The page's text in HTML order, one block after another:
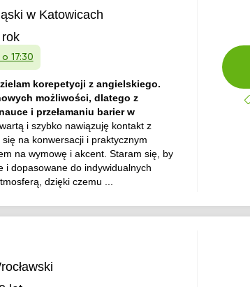
w Katowicach
17:30
korepetycji z angielskiego.
możliwości, dlatego z
i przełamaniu barier w
i szybko nawiązuję kontakt z
na konwersacji i praktycznym
na wymowę i akcent. Staram się, by
i dopasowane do indywidualnych
dzięki czemu ...